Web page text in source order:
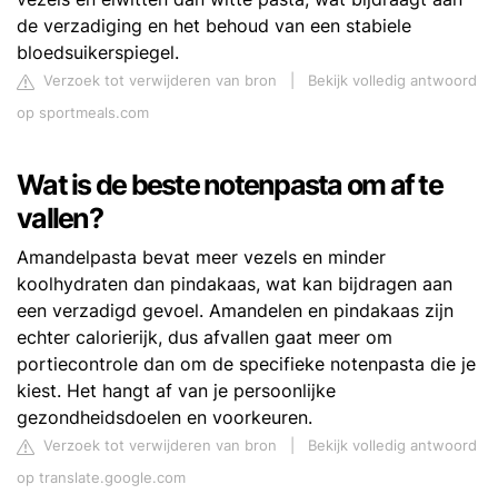
de verzadiging en het behoud van een stabiele
bloedsuikerspiegel.
Verzoek tot verwijderen van bron
Bekijk volledig antwoord
op sportmeals.com
Wat is de beste notenpasta om af te
vallen?
Amandelpasta bevat meer vezels en minder
koolhydraten dan pindakaas, wat kan bijdragen aan
een verzadigd gevoel. Amandelen en pindakaas zijn
echter calorierijk, dus afvallen gaat meer om
portiecontrole dan om de specifieke notenpasta die je
kiest. Het hangt af van je persoonlijke
gezondheidsdoelen en voorkeuren.
Verzoek tot verwijderen van bron
Bekijk volledig antwoord
op translate.google.com